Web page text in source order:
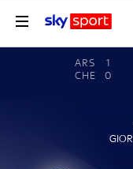
ARS
1
CHE
0